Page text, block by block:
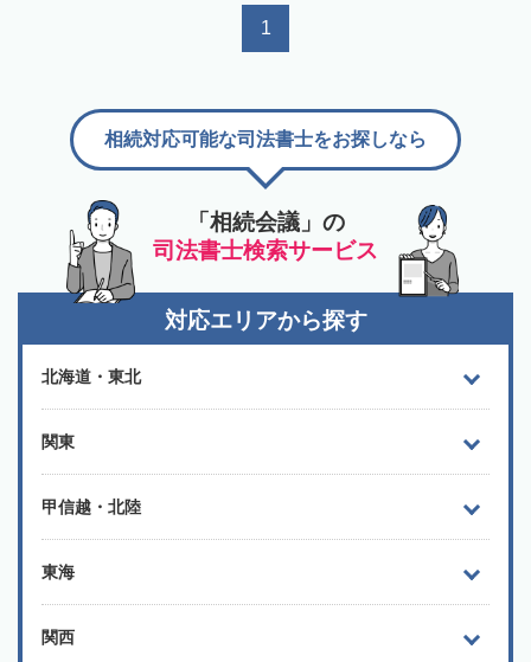
1
「相続会議」の
司法書士検索サービス
相続対応可能な司法書士をお探しなら
対応エリアから探す
北海道・東北
関東
甲信越・北陸
東海
関西